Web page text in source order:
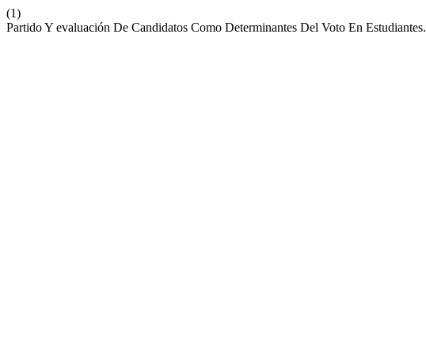
(1)
Partido Y evaluación De Candidatos Como Determinantes Del Voto En Estudiantes.